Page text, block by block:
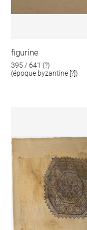
figurine
395 / 641 (?)
(époque byzantine [?])